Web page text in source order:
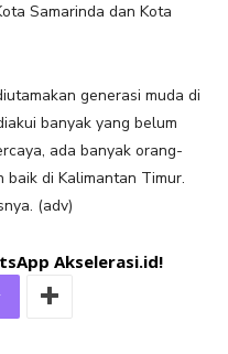
Samarinda dan Kota
generasi muda di
banyak yang belum
ada banyak orang-
baik di Kalimantan Timur.
(adv)
Akselerasi.id!